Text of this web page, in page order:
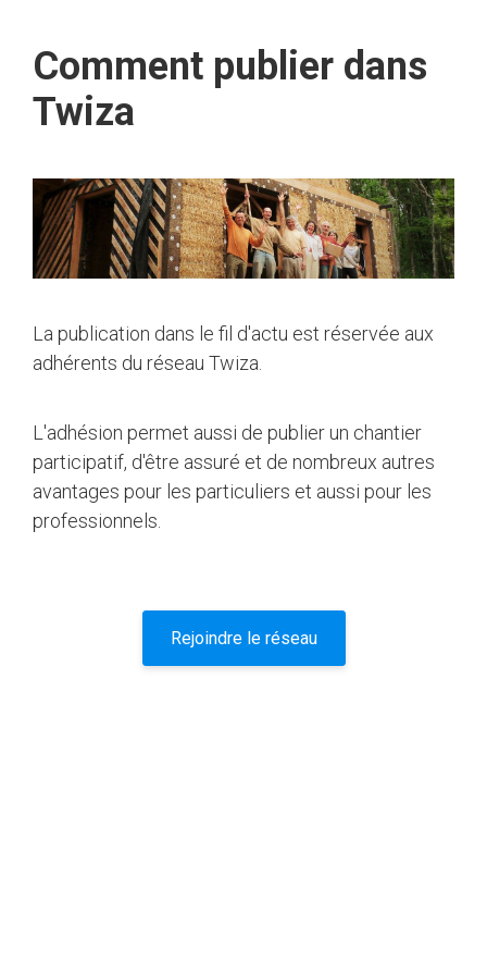
Comment publier dans
Twiza
La publication dans le fil d'actu est réservée aux
adhérents du réseau Twiza.
L'adhésion permet aussi de publier un chantier
participatif, d'être assuré et de nombreux autres
avantages pour les particuliers et aussi pour les
professionnels.
Rejoindre le réseau